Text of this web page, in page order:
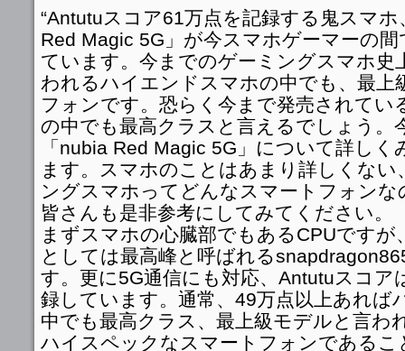
“Antutuスコア61万点を記録する鬼スマ
Red Magic 5G」が今スマホゲーマーの
ています。今までのゲーミングスマホ史
われるハイエンドスマホの中でも、最上
フォンです。恐らく今まで発売されてい
の中でも最高クラスと言えるでしょう。
「nubia Red Magic 5G」について詳し
ます。スマホのことはあまり詳しくない
ングスマホってどんなスマートフォン
皆さんも是非参考にしてみてください。
まずスマホの心臓部でもあるCPUです
としては最高峰と呼ばれる
す。更に5G通信にも対応、Antutuスコア
録しています。通常、49万点以上あれば
中でも最高クラス、最上級モデルと言わ
ハイスペックなスマートフォンであるこ